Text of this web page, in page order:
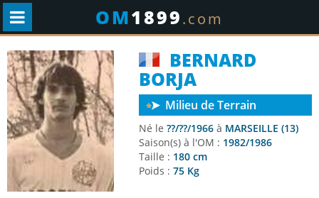
OM1899.com
BERNARD
BORJA
Milieu de Terrain
Né le ??/??/1966 à MARSEILLE (13)
Saison(s) à l'OM : 1982/1986
Taille : 180 cm
Poids : 75 Kg